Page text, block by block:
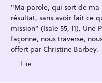
E
"Ma parole, qui sort de ma
résultat, sans avoir fait ce
mission" (Isaïe 55, 11). Une
façonne, nous traverse,
offert par Christine Barbey.
Lire